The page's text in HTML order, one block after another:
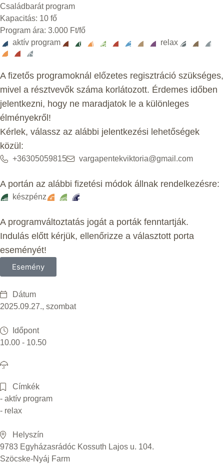
Családbarát program
Kapacitás: 10 fő
Program ára: 3.000 Ft/fő
aktív program
relax
A fizetős programoknál előzetes regisztráció szükséges,
mivel a résztvevők száma korlátozott. Érdemes időben
jelentkezni, hogy ne maradjatok le a különleges
élményekről!
Kérlek, válassz az alábbi jelentkezési lehetőségek
közül:
+36305059815 vargapentekviktoria@gmail.com
A portán az alábbi fizetési módok állnak rendelkezésre:
készpénz
A programváltoztatás jogát a porták fenntartják.
Indulás előtt kérjük, ellenőrizze a választott porta
eseményét!
Esemény
Dátum
2025.09.27., szombat
Időpont
10.00 - 10.50
Címkék
- aktív program
- relax
Helyszín
9783 Egyházasrádóc Kossuth Lajos u. 104.
Szöcske-Nyáj Farm